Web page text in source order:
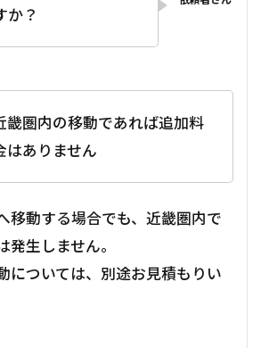
か？
畿圏内の移動であれば追加料
はありません
移動する場合でも、近畿圏内で
発生しません。
については、別途お見積もりい